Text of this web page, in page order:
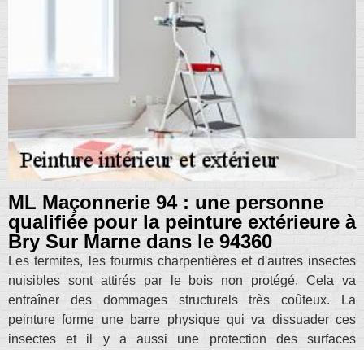
ML Maçonnerie 94 : une personne
qualifiée pour la peinture extérieure à
Bry Sur Marne dans le 94360
Les termites, les fourmis charpentières et d'autres insectes
nuisibles sont attirés par le bois non protégé. Cela va
entraîner des dommages structurels très coûteux. La
peinture forme une barre physique qui va dissuader ces
insectes et il y a aussi une protection des surfaces